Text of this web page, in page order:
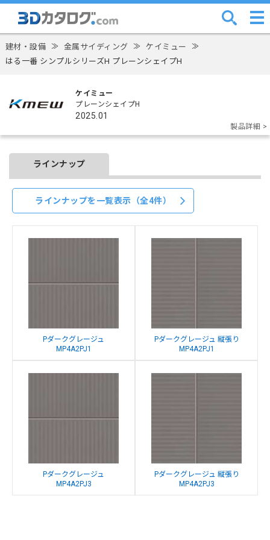
建材・設備 ≫ 金属サイディング ≫ ケイミュー ≫
はる一番 シンプルシリーズH プレーンシェイプH
ケイミュー
プレーンシェイプH
2025.01
製品詳細 >
ラインナップ
ラインナップを一覧表示（全4件）
Pダークグレージュ
MP4A2PJ1
Pダークグレージュ 縦張り
MP4A2PJ1
Pダークグレージュ
MP4A2PJ3
Pダークグレージュ 縦張り
MP4A2PJ3